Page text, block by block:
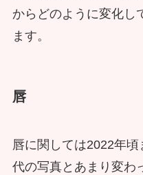
からどのように変化し
ます。
唇
唇に関しては2022年
代の写真とあまり変わ